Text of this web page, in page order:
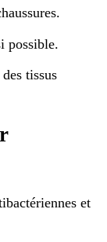
possible.
tissus
et